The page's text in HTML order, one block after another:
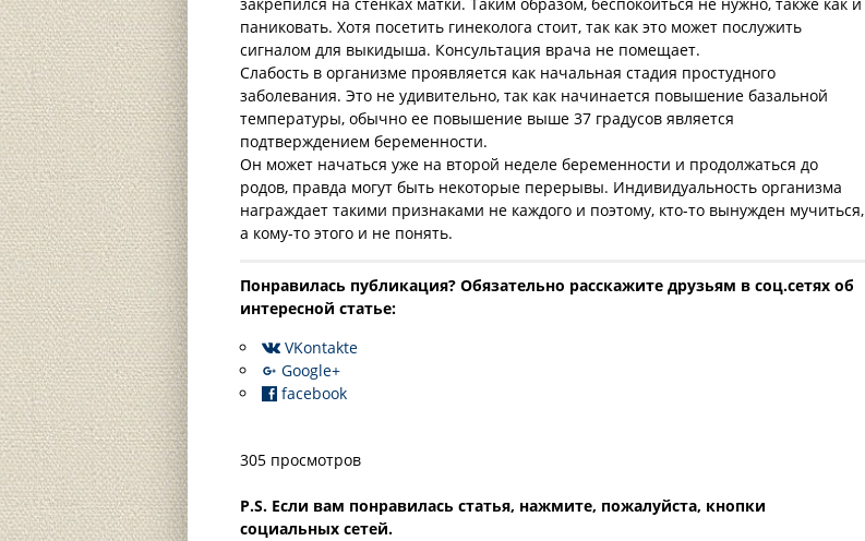
закрепился на стенках матки. Таким образом, беспокоиться не нужно, также как и
паниковать. Хотя посетить гинеколога стоит, так как это может послужить
сигналом для выкидыша. Консультация врача не помещает.
Слабость в организме проявляется как начальная стадия простудного
заболевания. Это не удивительно, так как начинается повышение базальной
температуры, обычно ее повышение выше 37 градусов является
подтверждением беременности.
Он может начаться уже на второй неделе беременности и продолжаться до
родов, правда могут быть некоторые перерывы. Индивидуальность организма
награждает такими признаками не каждого и поэтому, кто-то вынужден мучиться,
а кому-то этого и не понять.
Понравилась публикация? Oбязательно расскажите друзьям в соц.сетях об
интересной статье:
VKontakte
Google+
facebook
305 просмотров
P.S. Если вам понравилась статья, нажмите, пожалуйста, кнопки
социальных сетей.